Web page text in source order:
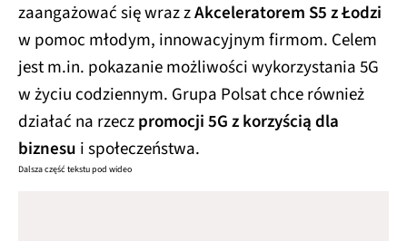
zaangażować się wraz zAkceleratorem S5 z Łodzi
w pomoc młodym, innowacyjnym firmom. Celem
jest m.in. pokazanie możliwości wykorzystania 5G
w życiu codziennym. Grupa Polsat chce również
działać na rzeczpromocji 5G z korzyścią dla
biznesu i społeczeństwa.
Dalsza część tekstu pod wideo